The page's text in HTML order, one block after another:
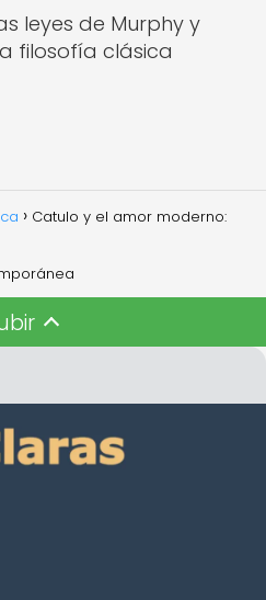
leyes de Murphy y
filosofía clásica
Catulo y el amor moderno: